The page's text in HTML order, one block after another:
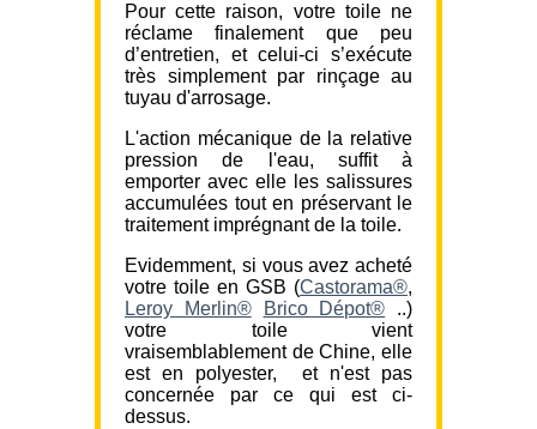
Pour cette raison, votre toile ne
réclame finalement que peu
d’entretien, et celui-ci s’exécute
très simplement par rinçage au
tuyau d'arrosage.
L'action mécanique de la relative
pression de l'eau, suffit à
emporter avec elle les salissures
accumulées tout en préservant le
traitement imprégnant de la toile.
Evidemment, si vous avez acheté
votre toile en GSB (Castorama®,
Leroy Merlin®
Brico Dépot® ..)
votre toile vient
vraisemblablement de Chine, elle
est en polyester, et n'est pas
concernée par ce qui est ci-
dessus.